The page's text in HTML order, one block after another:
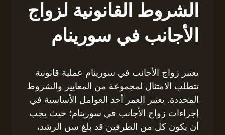
الشروط القانونية لزواج
الأجانب في سورينام
يعتبر زواج الأجانب في سورينام عملية قانونية
تتطلب الامتثال لمجموعة من المعايير والشروط
المحددة. يعتبر العمر أحد العوامل الأساسية في
إجراءات زواج الأجانب في سورينام؛ حيث يجب
أن يكون كل من الطرفين قد بلغ سن الرشد،